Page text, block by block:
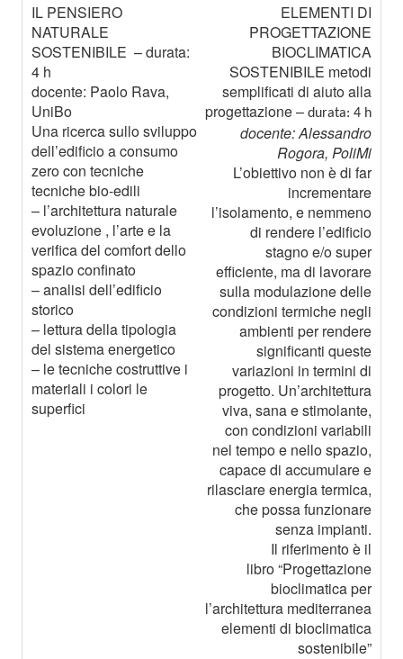
ELEMENTI DI
PROGETTAZIONE
BIOCLIMATICA
SOSTENIBILE metodi
semplificati di aiuto alla
progettazione – durata: 4 h
docente: Alessandro
Rogora, PoliMi
L’obiettivo non è di far
incrementare
l’isolamento, e nemmeno
di rendere l’edificio
stagno e/o super
efficiente, ma di lavorare
sulla modulazione delle
condizioni termiche negli
ambienti per rendere
significanti queste
variazioni in termini di
progetto. Un’architettura
viva, sana e stimolante,
con condizioni variabili
nel tempo e nello spazio,
capace di accumulare e
rilasciare energia termica,
che possa funzionare
senza impianti.
Il riferimento è il
libro “Progettazione
bioclimatica per
l’architettura mediterranea
elementi di bioclimatica
sostenibile”